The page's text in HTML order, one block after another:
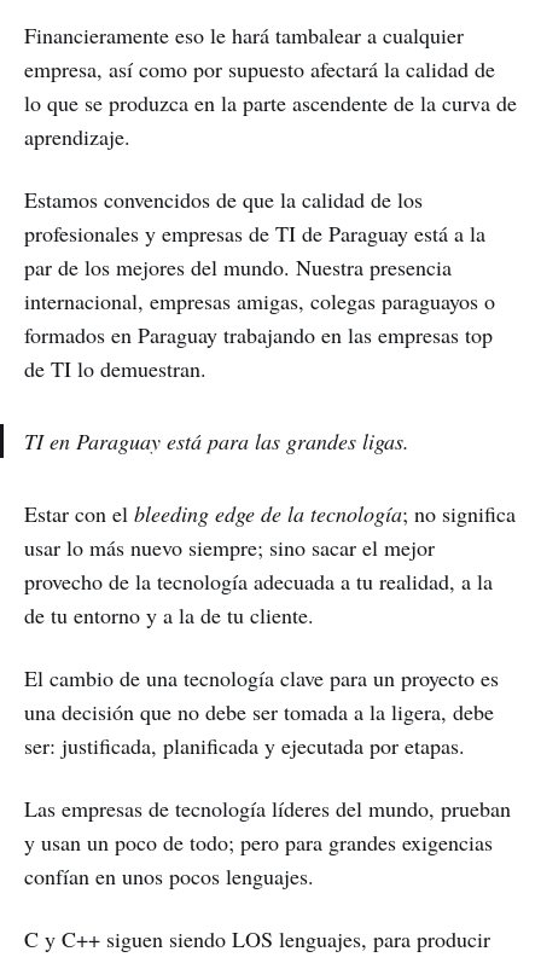
Financieramente eso le hará tambalear a cualquier
empresa, así como por supuesto afectará la calidad de
lo que se produzca en la parte ascendente de la curva de
aprendizaje.
Estamos convencidos de que la calidad de los
profesionales y empresas de TI de Paraguay está a la
par de los mejores del mundo. Nuestra presencia
internacional, empresas amigas, colegas paraguayos o
formados en Paraguay trabajando en las empresas top
de TI lo demuestran.
TI en Paraguay está para las grandes ligas.
Estar con el bleeding edge de la tecnología; no significa
usar lo más nuevo siempre; sino sacar el mejor
provecho de la tecnología adecuada a tu realidad, a la
de tu entorno y a la de tu cliente.
El cambio de una tecnología clave para un proyecto es
una decisión que no debe ser tomada a la ligera, debe
ser: justificada, planificada y ejecutada por etapas.
Las empresas de tecnología líderes del mundo, prueban
y usan un poco de todo; pero para grandes exigencias
confían en unos pocos lenguajes.
C y C++ siguen siendo LOS lenguajes, para producir